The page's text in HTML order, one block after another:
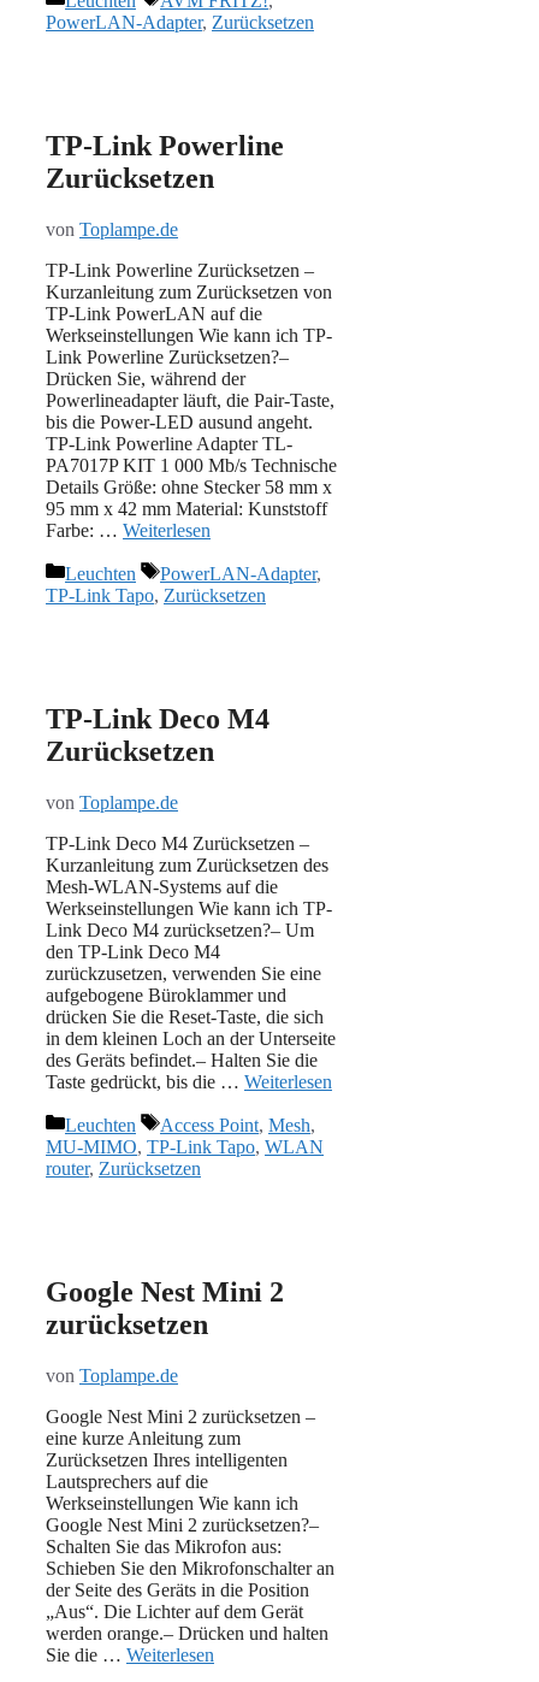
PowerLAN-Adapter, Zurücksetzen
TP-Link Powerline
Zurücksetzen
von Toplampe.de
TP-Link Powerline Zurücksetzen –
Kurzanleitung zum Zurücksetzen von
TP-Link PowerLAN auf die
Werkseinstellungen Wie kann ich TP-
Link Powerline Zurücksetzen?–
Drücken Sie, während der
Powerlineadapter läuft, die Pair-Taste,
bis die Power-LED ausund angeht.
TP-Link Powerline Adapter TL-
PA7017P KIT 1 000 Mb/s Technische
Details Größe: ohne Stecker 58 mm x
95 mm x 42 mm Material: Kunststoff
Farbe: … Weiterlesen
Kategorien
Leuchten Schlagwörter
PowerLAN-Adapter,
TP-Link Tapo, Zurücksetzen
TP-Link Deco M4
Zurücksetzen
von Toplampe.de
TP-Link Deco M4 Zurücksetzen –
Kurzanleitung zum Zurücksetzen des
Mesh-WLAN-Systems auf die
Werkseinstellungen Wie kann ich TP-
Link Deco M4 zurücksetzen?– Um
den TP-Link Deco M4
zurückzusetzen, verwenden Sie eine
aufgebogene Büroklammer und
drücken Sie die Reset-Taste, die sich
in dem kleinen Loch an der Unterseite
des Geräts befindet.– Halten Sie die
Taste gedrückt, bis die … Weiterlesen
Kategorien
Leuchten Schlagwörter
Access Point, Mesh,
MU-MIMO, TP-Link Tapo, WLAN
router, Zurücksetzen
Google Nest Mini 2
zurücksetzen
von Toplampe.de
Google Nest Mini 2 zurücksetzen –
eine kurze Anleitung zum
Zurücksetzen Ihres intelligenten
Lautsprechers auf die
Werkseinstellungen Wie kann ich
Google Nest Mini 2 zurücksetzen?–
Schalten Sie das Mikrofon aus:
Schieben Sie den Mikrofonschalter an
der Seite des Geräts in die Position
„Aus“. Die Lichter auf dem Gerät
werden orange.– Drücken und halten
Sie die … Weiterlesen